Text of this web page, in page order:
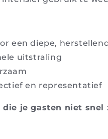
een diepe,
uitstraling
en representatief
je gasten niet snel